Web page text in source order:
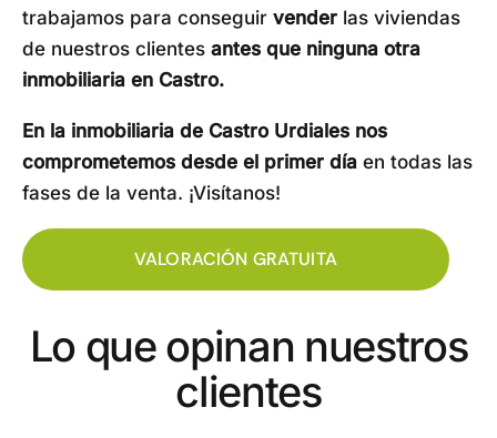
trabajamos para conseguir vender las viviendas
de nuestros clientes antes que ninguna otra
inmobiliaria en Castro.
En la inmobiliaria de Castro Urdiales nos
comprometemos desde el primer día en todas las
fases de la venta. ¡Visítanos!
VALORACIÓN GRATUITA
Lo que opinan nuestros
clientes